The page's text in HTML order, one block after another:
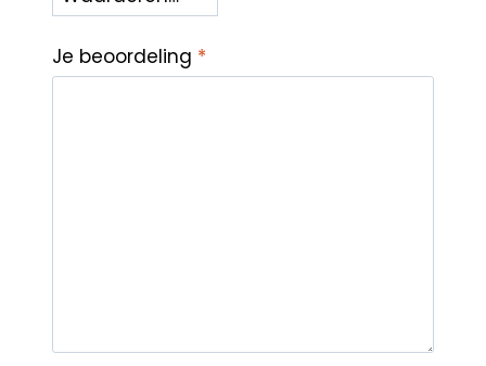
Je beoordeling *